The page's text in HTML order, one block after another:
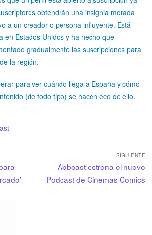
obtendrán una insignia morada
a un creador o persona influyente. Está
en Estados Unidos y ha hecho que
gradualmente las suscripciones para
la región.
para ver cuándo llega a España y cómo
(de todo tipo) se hacen eco de ello.
SIGUIENTE
Abbcast estrena el nuevo
Podcast de Cinemas Comics